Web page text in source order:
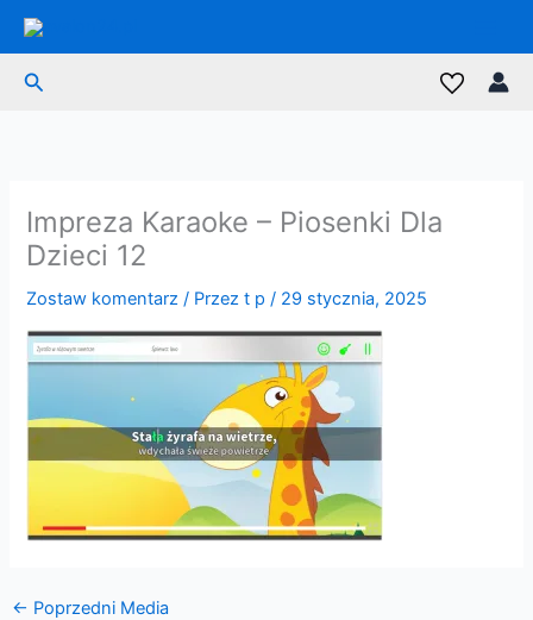
Przejdź
treściSzukaj
Impreza Karaoke – Piosenki Dla
Dzieci 12
Zostaw komentarz / Przezt p/ 29 stycznia, 2025
← Poprzedni Media